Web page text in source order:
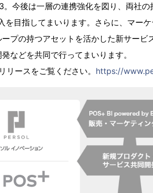
。今後は一層の連携強化を図り、両社
を目指してまいります。さらに、マー
プの持つアセットを活かした新サービ
などを共同で行ってまいります。
リースをご覧ください。 https://